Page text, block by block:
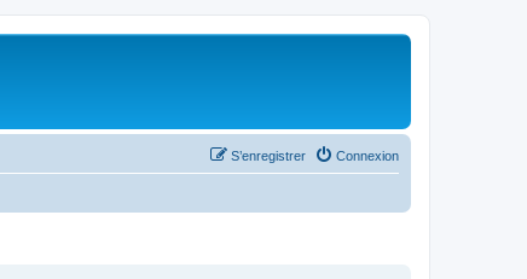
Connexion
S’enregistrer